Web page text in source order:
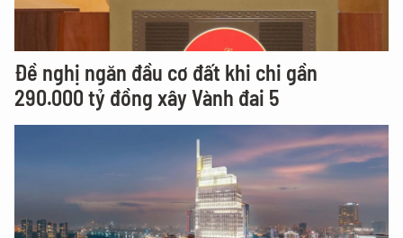
Đề nghị ngăn đầu cơ đất khi chi gần
290.000 tỷ đồng xây Vành đai 5